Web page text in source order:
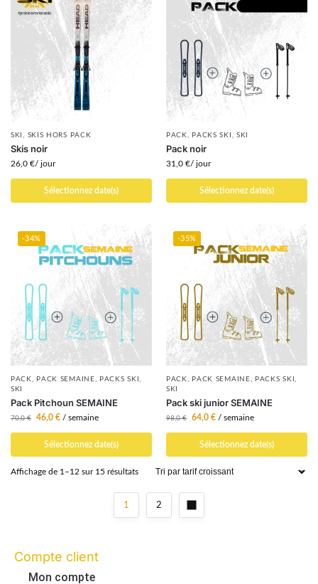
SKI, SKIS HORS PACK
Skis noir
26,0 €/ jour
Sélectionnez date(s)
PACK, PACKS SKI , SKI
Pack noir
31,0 €/ jour
Sélectionnez date(s)
-34%
PACK, PACK SEMAINE, PACKS SKI,
SKI
Pack Pitchoun SEMAINE
70,0€ 46,0 € / semaine
Sélectionnez date(s)
-35%
PACK, PACK SEMAINE, PACKS SKI,
SKI
Pack ski junior SEMAINE
98,0€ 64,0 € / semaine
Sélectionnez date(s)
Affichage de 1–12 sur 15 résultats
1 2
Compte client
Mon compte